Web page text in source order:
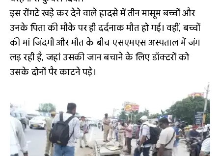
इस रोंगटे खड़े कर देने वाले हादसे में तीन मासूम बच्चों और
उनके पिता की मौके पर ही दर्दनाक मौत हो गई। वहीं, बच्चों
की मां जिंदगी और मौत के बीच एसएमएस अस्पताल में जंग
लड़ रही है, जहां उसकी जान बचाने के लिए डॉक्टरों को
उसके दोनों पैर काटने पड़े।